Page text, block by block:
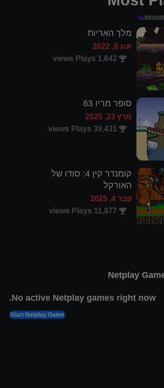
אוג 8, 2022
1,642 views Plays
מרץ 23, 2025
39,431 views Plays
האורקל
פבר 4, 2025
11,877 views Plays
Netplay
No active Netplay games right now.
Start Netplay Game